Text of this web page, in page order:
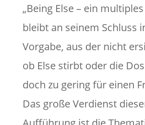
„Being Else – ein
bleibt an seinem Schluss
Vorgabe, aus der nicht
ob Else stirbt oder die
doch zu gering für einen
Das große Verdienst